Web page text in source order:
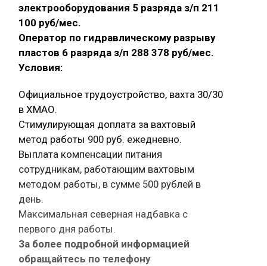
электрооборудования 5 разряда з/п 211
100 руб/мес.
Оператор по гидравлическому разрыву
пластов 6 разряда з/п 288 378 руб/мес.
Условия:
Официальное трудоустройство, вахта 30/30
в ХМАО.
Стимулирующая доплата за вахтовый
метод работы 900 руб. ежедневно.
Выплата компенсации питания
сотрудникам, работающим вахтовым
методом работы, в сумме 500 рублей в
день.
Максимальная северная надбавка с
первого дня работы.
За более подробной информацией
обращайтесь по телефону